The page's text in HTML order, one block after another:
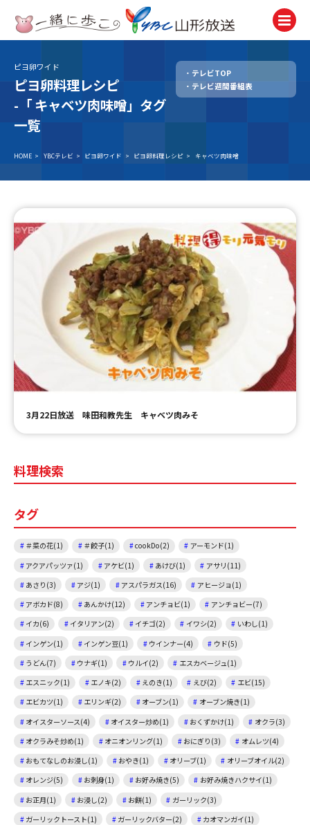
テレビ
TV
ニュース
アナウンサー
イベント
Event
試写会・プレゼント
Present
ＹＢＣオンデマンド
やまがた情熱市場
ピヨ卵ワイド
ピヨ卵料理レシピ
-「キャベツ肉味噌」タグ
一覧
テレビTOP
テレビ週間番組表
HOME > YBCテレビ > ピヨ卵ワイド > ピヨ卵料理レシピ > キャベツ肉味噌
3月22日放送 味田和教先生 キャベツ肉みそ
料理検索
タグ
＃菜の花(1) ＃餃子(1) cookDo(2)
アーモンド(1)
アクアパッツァ(1)
アケビ(1) あけび(1)
アサリ(11)
あさり(3)
アジ(1) アスパラガス(16)
アヒージョ(1)
アボカド(8)
あんかけ(12) アンチョビ(1)
アンチョビー(7)
イカ(6)
イタリアン(2) イチゴ(2) イワシ(2)
いわし(1)
インゲン(1)
インゲン豆(1) ウインナー(4)
ウド(5)
うどん(7)
ウナギ(1) ウルイ(2)
エスカベージュ(1)
エスニック(1)
エノキ(2) えのき(1) えび(2)
エビ(15)
エビカツ(1)
エリンギ(2) オーブン(1)
オーブン焼き(1)
オイスターソース(4)
オイスター炒め(1) おくずかけ(1)
オクラ(3)
オクラみそ炒め(1)
オニオンリング(1) おにぎり(3)
オムレツ(4)
おもてなしのお浸し(1)
おやき(1) オリーブ(1)
オリーブオイル(2)
オレンジ(5)
お刺身(1) お好み焼き(5)
お好み焼きハクサイ(1)
お正月(1)
お浸し(2) お餅(1)
ガーリック(3)
ガーリックトースト(1)
ガーリックバター(2)
カオマンガイ(1)